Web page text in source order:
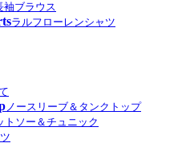
袖ブラウス
ラルフローレンシャツ
ノースリーブ＆タンクトップ
トソー＆チュニック